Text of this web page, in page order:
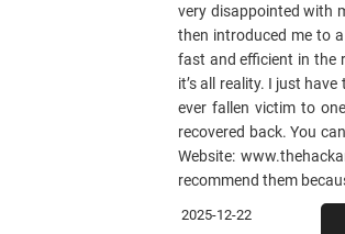
very disappointed with
then introduced me to a
fast and efficient in the
it’s all reality. I just
ever fallen victim to
recovered back. You
Website:
recommend them
2025-12-22